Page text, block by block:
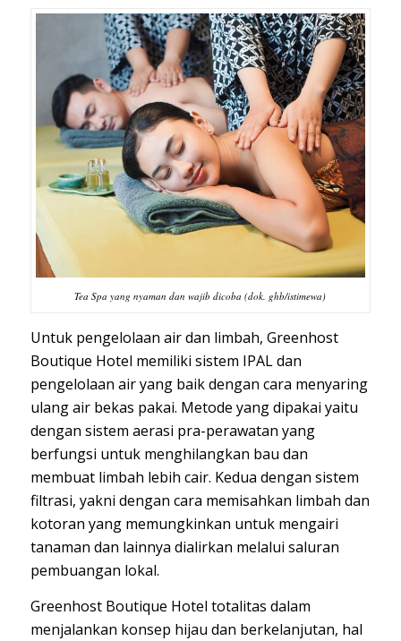
Tea Spa yang nyaman dan wajib dicoba (dok. ghb/istimewa)
Untuk pengelolaan air dan limbah, Greenhost
Boutique Hotel memiliki sistem IPAL dan
pengelolaan air yang baik dengan cara menyaring
ulang air bekas pakai. Metode yang dipakai yaitu
dengan sistem aerasi pra-perawatan yang
berfungsi untuk menghilangkan bau dan
membuat limbah lebih cair. Kedua dengan sistem
filtrasi, yakni dengan cara memisahkan limbah dan
kotoran yang memungkinkan untuk mengairi
tanaman dan lainnya dialirkan melalui saluran
pembuangan lokal.
Greenhost Boutique Hotel totalitas dalam
menjalankan konsep hijau dan berkelanjutan, hal